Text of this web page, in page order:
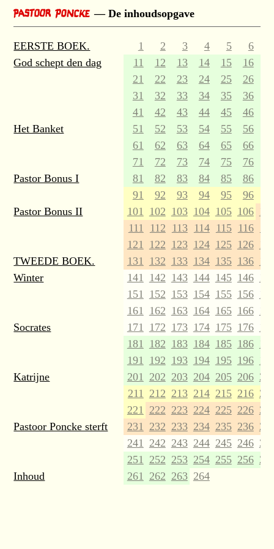
De inhoudsopgave
EERSTE BOEK. 1 2 3 4 5 6
God schept den dag
11 12 13 14 15 16
21
22 23 24 25 26
31
32 33 34 35 36
41
42 43 44 45 46
Het Banket
51 52 53 54 55 56
61
62 63 64 65 66
71
72 73 74 75 76
Pastor Bonus I
81 82 83 84 85 86
91
92 93 94 95 96
Pastor Bonus II
101 102 103 104 105 106
111 112 113 114 115 116
121 122 123 124 125 126
TWEEDE BOEK.
131 132 133 134 135 136
Winter
141 142 143 144 145 146
151 152 153 154 155 156
161 162 163 164 165 166
Socrates
171 172 173 174 175 176
181 182 183 184 185 186
191 192 193 194 195 196
Katrijne
201 202 203 204 205 206
211 212 213 214 215 216
221 222 223 224 225 226
Pastoor Poncke sterft
231 232 233 234 235 236
241 242 243 244 245 246
251 252 253 254 255 256
Inhoud
261 262 263 264